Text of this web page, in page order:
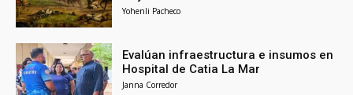
Yohenli Pacheco
Evalúan infraestructura e insumos en
Hospital de Catia La Mar
Janna Corredor